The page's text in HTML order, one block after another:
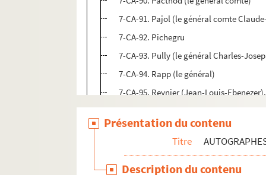
7-CA-91. Pajol (le général comte
7-CA-92. Pichegru
7-CA-93. Pully (le général Charles-
7-CA-94. Rapp (le général)
7-CA-95. Reynier (Jean-Louis-
7-CA-96. Rigaud (Benoît-Joseph),
7-CA-97. Rogniat (le général)
7-CA-98. Roguet (le lieutenant général
7-CA-99. Roussin (l'amiral)
Présentation du contenu
Titre
Description du contenu